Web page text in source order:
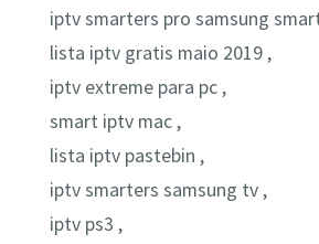
iptv smarters pro samsung
lista iptv gratis maio 2019 ,
iptv extreme para pc ,
smart iptv mac ,
lista iptv pastebin ,
iptv smarters samsung tv ,
iptv ps3 ,